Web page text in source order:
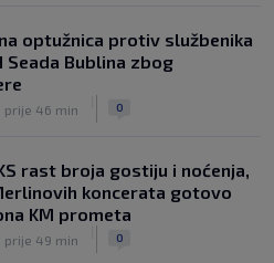
optužnica protiv službenika
Seada Bublina zbog
prije 46 min 0
rast broja gostiju i noćenja,
koncerata gotovo
KM prometa
prije 49 min 0